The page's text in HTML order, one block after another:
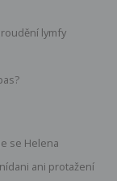
lymfy
se Helena
ani protažení